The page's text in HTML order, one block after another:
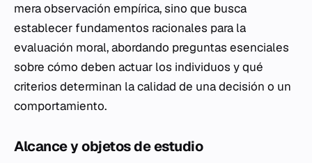
mera observación empírica, sino que busca
establecer fundamentos racionales para la
evaluación moral, abordando preguntas esenciales
sobre cómo deben actuar los individuos y qué
criterios determinan la calidad de una decisión o un
comportamiento.
Alcance y objetos de estudio